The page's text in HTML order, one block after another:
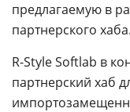
предлагаемую в
партнерского хаба.
R-Style Softlab в
партнерский хаб